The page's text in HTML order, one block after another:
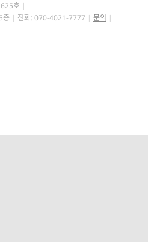
호
층
전화: 070-4021-7777
문의